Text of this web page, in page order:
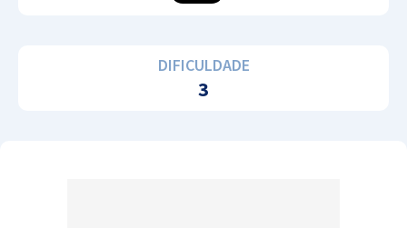
DIFICULDADE
3